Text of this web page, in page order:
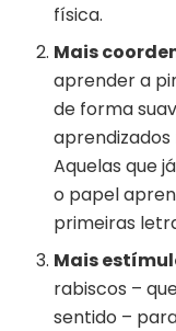
física.
Mais
aprender a
de forma
Aquelas que
o papel
primeiras
Mais
rabiscos –
sentido –